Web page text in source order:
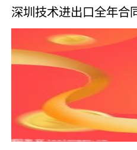
深圳技术进出口全年合